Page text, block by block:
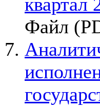
квартал
Файл